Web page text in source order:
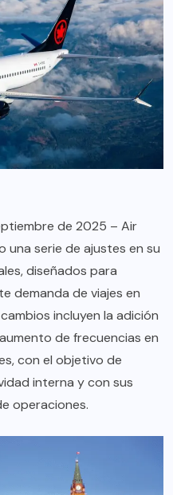
de 2025 – Air
una serie de ajustes en su
diseñados para
demanda de viajes en
incluyen la adición
de frecuencias en
con el objetivo de
interna y con sus
operaciones.